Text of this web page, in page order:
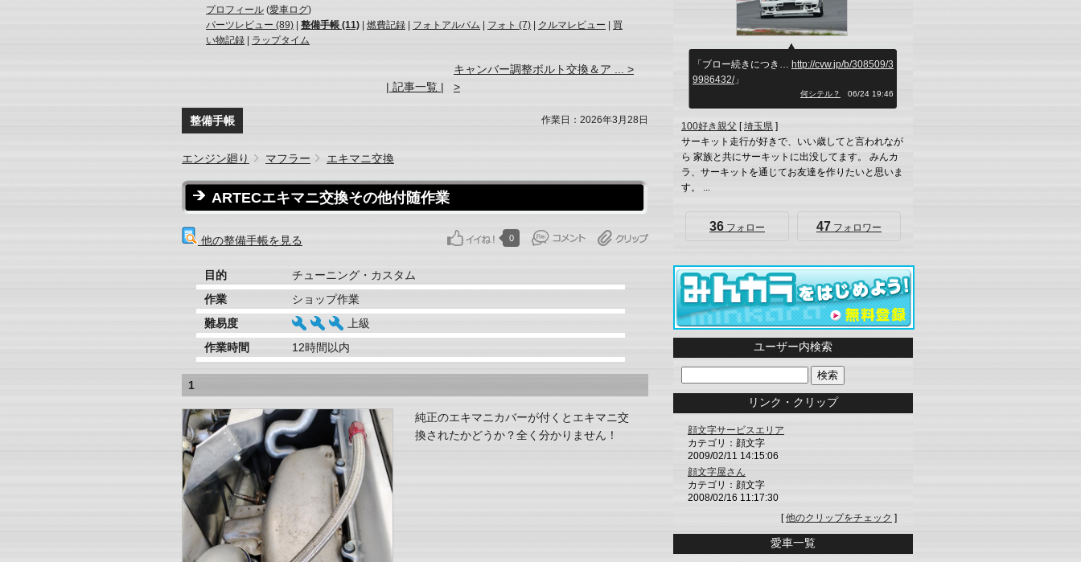
プロフィール (愛車ログ)
パーツレビュー (89)
整備手帳 (11) 燃費記録 フォトアルバム フォト (7) クルマレビュー
買
い物記録
ラップタイム
| 記事一覧 |
キャンバー調整ボルト交換＆ア ... >
>
整備手帳 作業日：2026年3月28日
エンジン廻り マフラー エキマニ交換
ARTECエキマニ交換その他付随作業
他の整備手帳を見る 0
目的
チューニング・カスタム
作業
ショップ作業
難易度
上級
作業時間
12時間以内
1
純正のエキマニカバーが付くとエキマニ交
換されたかどうか？全く分かりません！
「ブロー続きにつき… http://cvw.jp/b/308509/3
9986432/」
何シテル？ 06/24 19:46
100好き親父 [埼玉県 ]
サーキット走行が好きで、いい歳してと言われなが
ら 家族と共にサーキットに出没してます。 みんカ
ラ、サーキットを通じてお友達を作りたいと思いま
す。 ...
36 フォロー 47 フォロワー
ユーザー内検索
リンク・クリップ
顔文字サービスエリア
カテゴリ：顔文字
2009/02/11 14:15:06
顔文字屋さん
カテゴリ：顔文字
2008/02/16 11:17:30
[他のクリップをチェック ]
愛車一覧